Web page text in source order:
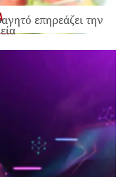
επηρεάζει την